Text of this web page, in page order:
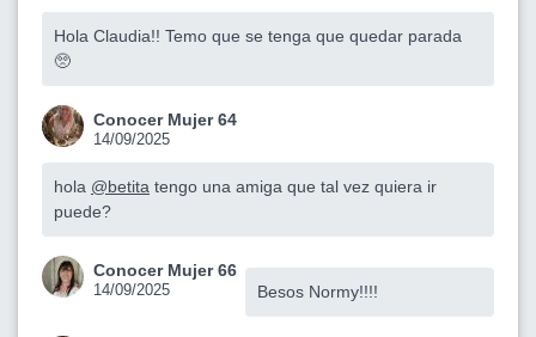
Hola Claudia!! Temo que se tenga que quedar parada
🥺
Conocer Mujer 64
14/09/2025
hola @betita tengo una amiga que tal vez quiera ir
puede?
Conocer Mujer 66
14/09/2025 Besos Normy!!!!